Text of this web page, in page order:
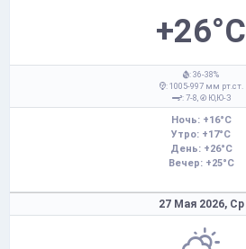
+26°C
: 36-38%
: 1005-997 мм рт.ст.
: 7-8,
Ю,Ю-З
Ночь: +16°C
Утро: +17°C
День: +26°C
Вечер: +25°C
27 Мая 2026, Ср